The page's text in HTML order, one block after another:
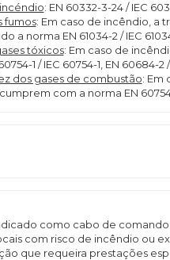
: EN 60332-3-24 / IEC
fumos: Em caso de incêndio, a
a norma EN 61034-2 / IEC
tóxicos: Em caso de
1 / IEC 60754-1, EN 60684-2
dos gases de combustão: Em
com a norma EN
como cabo de
com risco de incêndio ou
que requeira prestações